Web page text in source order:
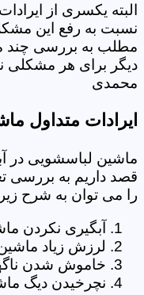
البته یکسری از
نسبت به رفع این
مطلب به بررسی چند
محمدی
ایرادات متداول
ماشین لباسشویی در
قصد داریم به بررسی
را می توان به شرح
آبگیری نکردن
لرزش زیاد
خاموش شدن
نچرخیدن دیگ